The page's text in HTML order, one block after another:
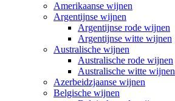
Amerikaanse wijnen
Argentijnse wijnen
Argentijnse rode wijnen
Argentijnse witte wijnen
Australische wijnen
Australische rode wijnen
Australische witte wijnen
Azerbeidzjaanse wijnen
Belgische wijnen